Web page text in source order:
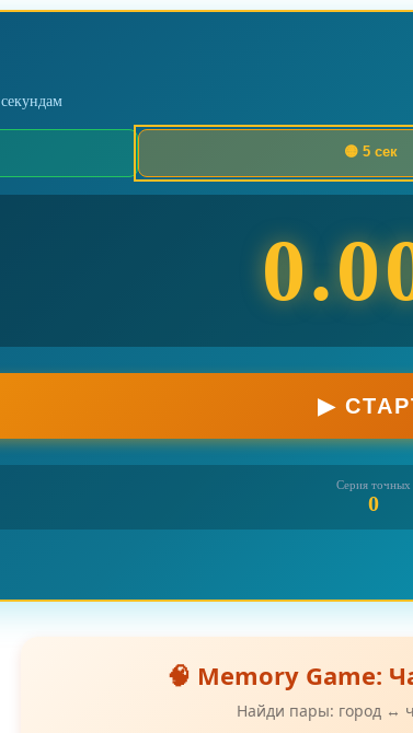
секундам
🟡 5 сек
▶
Серия точных
0
🧠 Memory Game:
Найди пары: город ↔